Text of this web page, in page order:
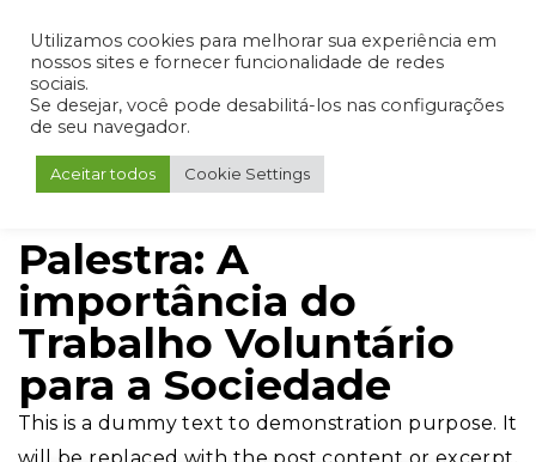
Admin Portal do Aluno Portal do Professor Portal do Coordenador
Palestra: A
importância do
Trabalho Voluntário
para a Sociedade
This is a dummy text to demonstration purpose. It
Utilizamos cookies para melhorar sua experiência em
nossos sites e fornecer funcionalidade de redes
sociais.
Se desejar, você pode desabilitá-los nas configurações
de seu navegador.
Aceitar todos Cookie Settings